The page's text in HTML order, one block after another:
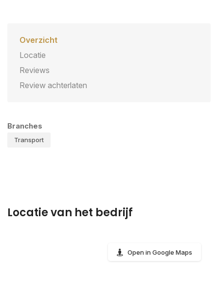
Overzicht
Locatie
Reviews
Review achterlaten
Branches
Transport
Locatie van het bedrijf
Open in Google Maps